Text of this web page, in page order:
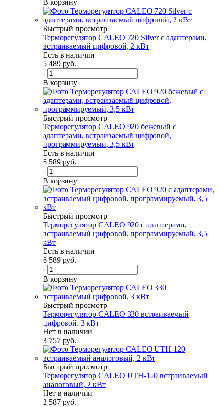
В корзину
Быстрый просмотр
Терморегулятор CALEO 720 Silver с адаптерами,
встраиваемый цифровой, 2 кВт
Есть в наличии
5 489 руб.
-
+
В корзину
Быстрый просмотр
Терморегулятор CALEO 920 бежевый с
адаптерами, встраиваемый цифровой,
программируемый, 3,5 кВт
Есть в наличии
6 589 руб.
-
+
В корзину
Быстрый просмотр
Терморегулятор CALEO 920 с адаптерами,
встраиваемый цифровой, программируемый, 3,5
кВт
Есть в наличии
6 589 руб.
-
+
В корзину
Быстрый просмотр
Терморегулятор CALEO 330 встраиваемый
цифровой, 3 кВт
Нет в наличии
3 757 руб.
Быстрый просмотр
Терморегулятор CALEO UTH-120 встраиваемый
аналоговый, 2 кВт
Нет в наличии
2 587 руб.